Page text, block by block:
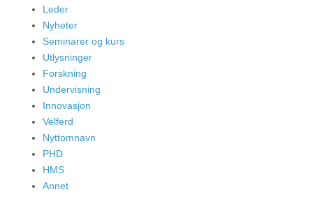
Leder
Nyheter
Seminarer og kurs
Utlysninger
Forskning
Undervisning
Innovasjon
Velferd
Nyttomnavn
PHD
HMS
Annet